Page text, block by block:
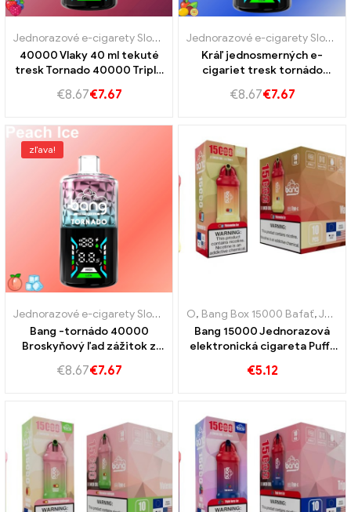
Jednorazové e-cigarety Slovensko ,Jednorazove e-cigarety
40000 Vlaky 40 ml tekuté
tresk Tornado 40000 Triple
potešenie
€8.67€7.67
Jednorazové e-cigarety Slovensko
Kráľ jednosmerných e-
cigariet tresk tornádo
€8.67€7.67
zľava!
Jednorazové e-cigarety Slovensko ,Jednorazove e-cigarety
Bang -tornádo 40000
Broskyňový ľad zážitok z
€8.67€7.67
O, Bang Box 15000 Bafať,Jednorazové elektronické cigarety Švédsko
Bang 15000 Jednorazová
elektronická cigareta Puffs
mieša s osviežujúcou
€5.12